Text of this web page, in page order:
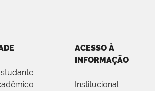
ACESSO À
INFORMAÇÃO
Institucional